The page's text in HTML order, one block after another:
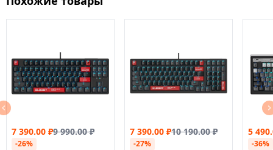
7 390.00 ₽9 990.00₽
-26%
7 390.00 ₽10 190.00₽
-27%
5
-36%